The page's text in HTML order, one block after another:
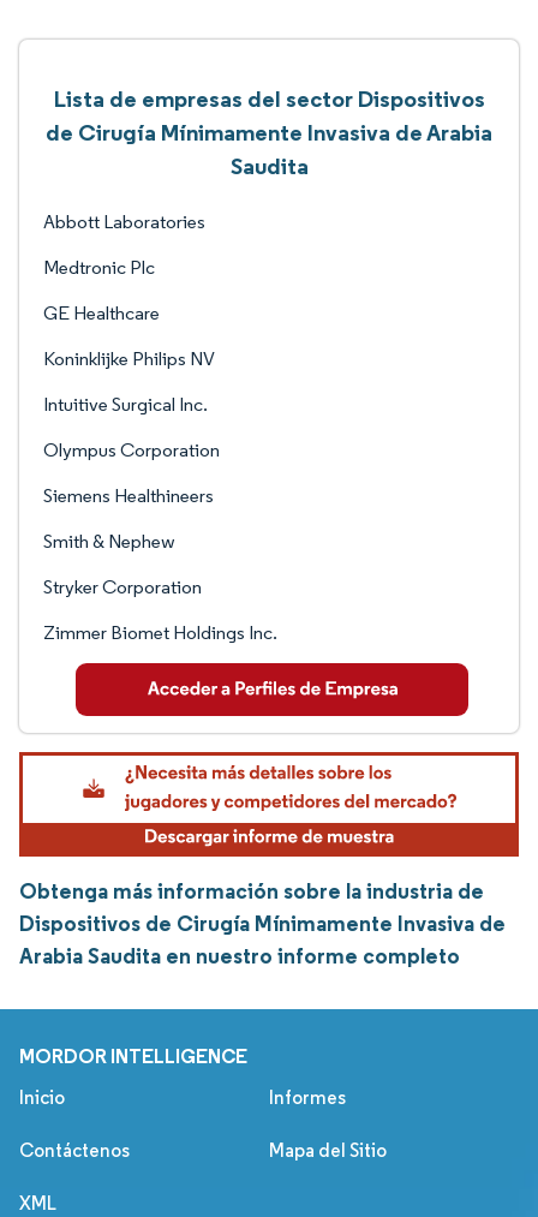
Lista de empresas del sector Dispositivos
de Cirugía Mínimamente Invasiva de Arabia
Saudita
Abbott Laboratories
Medtronic Plc
GE Healthcare
Koninklijke Philips NV
Intuitive Surgical Inc.
Olympus Corporation
Siemens Healthineers
Smith & Nephew
Stryker Corporation
Zimmer Biomet Holdings Inc.
Obtenga más información sobre la industria de
Dispositivos de Cirugía Mínimamente Invasiva de
Arabia Saudita en nuestro informe completo
MORDOR INTELLIGENCE
Inicio Informes
Contáctenos Mapa del Sitio
XML